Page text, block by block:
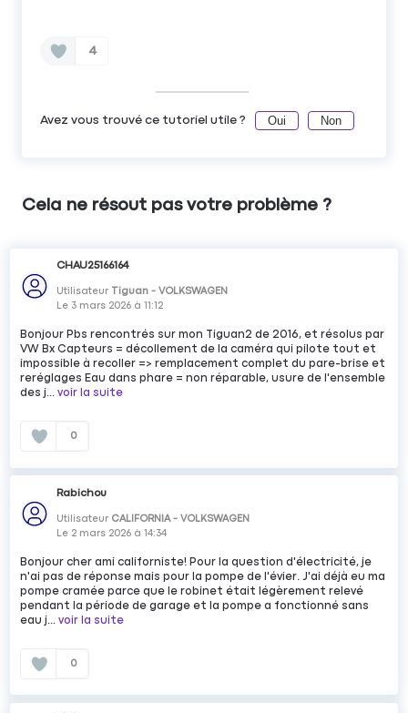
4
Avez vous trouvé ce tutoriel utile ? Oui Non
Cela ne résout pas votre problème ?
CHAU25166164
Utilisateur Tiguan - VOLKSWAGEN
Le 3 mars 2026 à11:12
Bonjour Pbs rencontrés sur mon Tiguan2 de 2016, et résolus par
VW Bx Capteurs = décollement de la caméra qui pilote tout et
impossible à recoller => remplacement complet du pare-brise et
reréglages Eau dans phare = non réparable, usure de l'ensemble
des j...voir la suite
0
Rabichou
Utilisateur CALIFORNIA - VOLKSWAGEN
Le 2 mars 2026 à14:34
Bonjour cher ami californiste! Pour la question d'électricité, je
n'ai pas de réponse mais pour la pompe de l'évier. J'ai déjà eu ma
pompe cramée parce que le robinet était légèrement relevé
pendant la période de garage et la pompe a fonctionné sans
eau j...voir la suite
0